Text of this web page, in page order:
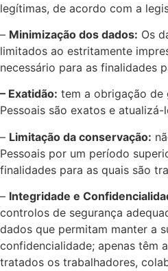
legítimas, de acordo com a
– Minimização dos dados: Os
limitados ao estritamente
necessário para as finalidades
– Exatidão: tem a obrigação de
Pessoais são exatos e
– Limitação da conservação:
Pessoais por um período
finalidades para as quais são
– Integridade e
controlos de segurança
dados que permitam manter a
confidencialidade; apenas têm
tratados os trabalhadores,